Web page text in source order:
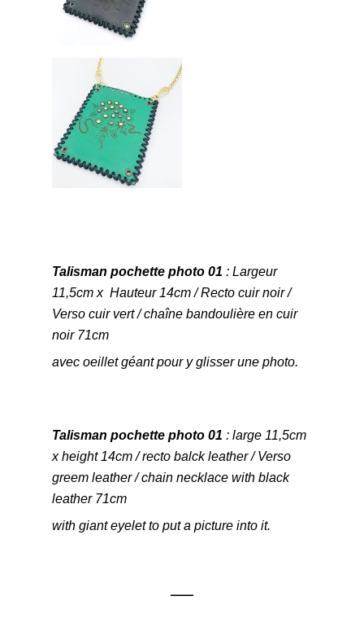
Talisman pochette photo 01 : Largeur
11,5cm x Hauteur 14cm / Recto cuir noir /
Verso cuir vert / chaîne bandoulière en cuir
noir 71cm
avec oeillet géant pour y glisser une photo.
Talisman pochette photo 01 : large 11,5cm
x height 14cm / recto balck leather / Verso
greem leather / chain necklace with black
leather 71cm
with giant eyelet to put a picture into it.